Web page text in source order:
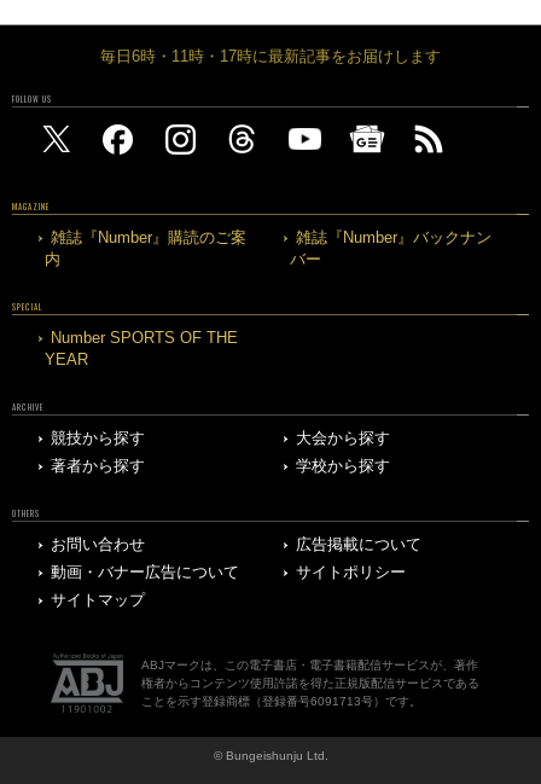
毎日6時・11時・17時に最新記事をお届けします
FOLLOW US
MAGAZINE
雑誌『Number』購読のご案
内
雑誌『Number』バックナン
バー
SPECIAL
Number SPORTS OF THE
YEAR
ARCHIVE
競技から探す
大会から探す
著者から探す
学校から探す
OTHERS
お問い合わせ
広告掲載について
動画・バナー広告について
サイトポリシー
サイトマップ
ABJマークは、この電子書店・電子書籍配信サービスが、著作
権者からコンテンツ使用許諾を得た正規版配信サービスである
ことを示す登録商標（登録番号6091713号）です。
© Bungeishunju Ltd.